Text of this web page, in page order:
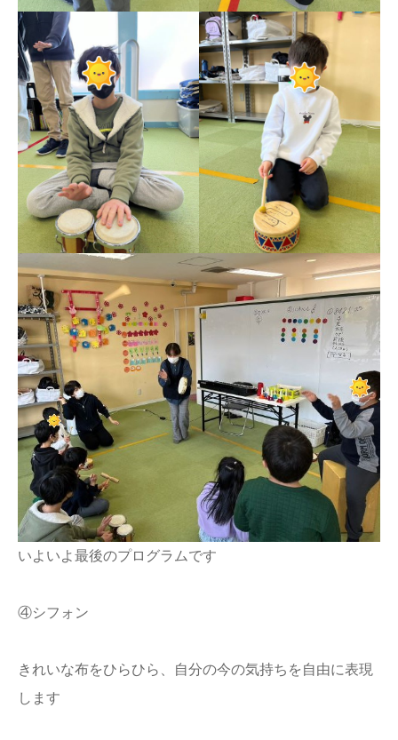
いよいよ最後のプログラムです
④シフォン
きれいな布をひらひら、自分の今の気持ちを自由に表現
します